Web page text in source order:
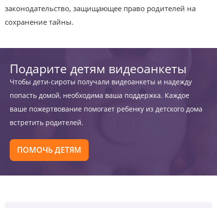
законодательство, защищающее право родителей на
сохранение тайны.
Подарите детям видеоанкеты
Чтобы дети-сироты получали видеоанкеты и надежду
попасть домой, необходима ваша поддержка. Каждое
ваше пожертвование помогает ребенку из детского дома
встретить родителей.
ПОМОЧЬ ДЕТЯМ